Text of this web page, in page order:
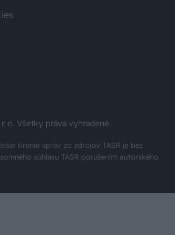
o. Všetky práva vyhradené.
šírenie správ zo zdrojov TASR je bez
súhlasu TASR porušením autorského